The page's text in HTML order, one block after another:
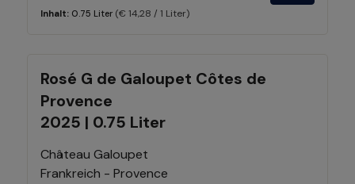
Inhalt: 0.75 Liter (€ 14,28 / 1 Liter)
Rosé G de Galoupet Côtes de
Provence
2025 | 0.75 Liter
Château Galoupet
Frankreich - Provence